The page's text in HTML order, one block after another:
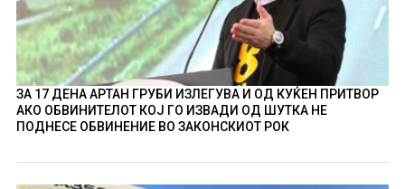
ЗА 17 ДЕНА АРТАН ГРУБИ ИЗЛЕГУВА И ОД КУЌЕН ПРИТВОР
АКО ОБВИНИТЕЛОТ КОЈ ГО ИЗВАДИ ОД ШУТКА НЕ
ПОДНЕСЕ ОБВИНЕНИЕ ВО ЗАКОНСКИОТ РОК